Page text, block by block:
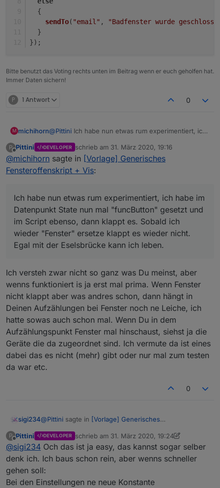
  {
sendTo( "email" ,
"Badfenster wurde
  }
});
Bitte benutzt das Voting rechts unten im Beitrag wenn er euch geholfen hat.
Immer Daten sichern!
P 1 Antwort 0
M michihorn@Pittini Ich habe nun etwas rum experimentiert, ich
gesetzt und im Script ebenso, dann klappt es.
Sobald ich wieder "Fenster" ersetze klappt es
wieder nicht. Egal mit der Eselsbrücke kann ich
leben. ;-)
P
Offline
Pittini DEVELOPER schrieb am 31. März 2020, 19:16
zuletzt editiert von
@michihorn sagte in [Vorlage] Generisches
Fensteroffenskript + Vis:
Ich habe nun etwas rum experimentiert, ich habe im
Datenpunkt State nun mal "funcButton" gesetzt und
im Script ebenso, dann klappt es. Sobald ich
wieder "Fenster" ersetze klappt es wieder nicht.
Egal mit der Eselsbrücke kann ich leben.
Ich versteh zwar nicht so ganz was Du meinst, aber
wenns funktioniert is ja erst mal prima. Wenn Fenster
nicht klappt aber was andres schon, dann hängt in
Deinen Aufzählungen bei Fenster noch ne Leiche, ich
hatte sowas auch schon mal. Wenn Du in dem
Aufzählungspunkt Fenster mal hinschaust, siehst ja die
Geräte die da zugeordnet sind. Ich vermute da ist eines
dabei das es nicht (mehr) gibt oder nur mal zum testen
da war etc.
0
sigi234@Pittini sagte in [Vorlage] Generisches
Gerne, wenn Du mir sagst welche Infos in
welcher Form benötigt werden, ich hab und nutze
das nicht, da bin ich genauso wie mit dem Alexa-
ein Blockly oder Skript das Dir nen Testtext
on({id: "hm-rpc.0.OEQ0926852.1.STATE",
  var value = obj.state.val;
P
Offline
Pittini DEVELOPER schrieb am 31. März 2020, 19:24
zuletzt editiert von Pittini
@sigi234 Och das ist ja easy, das kannst sogar selber
denk ich. Ich baus schon rein, aber wenns schneller
gehen soll:
Bei den Einstellungen ne neue Konstante